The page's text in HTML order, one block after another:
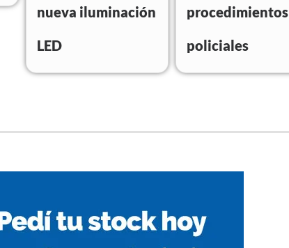
nueva iluminación
LED
procedimientos
policiales